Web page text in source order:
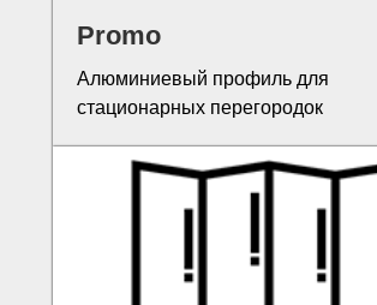
Promo
Алюминиевый профиль для
стационарных перегородок